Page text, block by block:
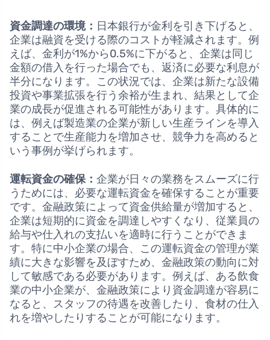
資金調達の環境： 日本銀行が金利を引き下げると、
企業は融資を受ける際のコストが軽減されます。例
えば、金利が1%から0.5%に下がると、企業は同じ
金額の借入を行った場合でも、返済に必要な利息が
半分になります。この状況では、企業は新たな設備
投資や事業拡張を行う余裕が生まれ、結果として企
業の成長が促進される可能性があります。具体的に
は、例えば製造業の企業が新しい生産ラインを導入
することで生産能力を増加させ、競争力を高めると
いう事例が挙げられます。
運転資金の確保： 企業が日々の業務をスムーズに行
うためには、必要な運転資金を確保することが重要
です。金融政策によって資金供給量が増加すると、
企業は短期的に資金を調達しやすくなり、従業員の
給与や仕入れの支払いを適時に行うことができま
す。特に中小企業の場合、この運転資金の管理が業
績に大きな影響を及ぼすため、金融政策の動向に対
して敏感である必要があります。例えば、ある飲食
業の中小企業が、金融政策により資金調達が容易に
なると、スタッフの待遇を改善したり、食材の仕入
れを増やしたりすることが可能になります。